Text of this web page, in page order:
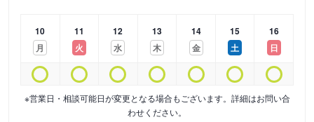
10
月
11
火
12
水
13
木
14
金
15
土
16
日
※営業日・相談可能日が変更となる場合もございます。詳細はお問い合
わせください。